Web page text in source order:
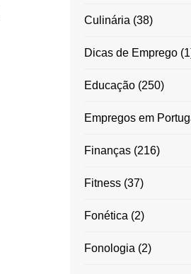
Culinária (38)
Dicas de Emprego
Educação(250)
Empregos em
Finanças(216)
Fitness(37)
Fonética (2)
Fonologia (2)